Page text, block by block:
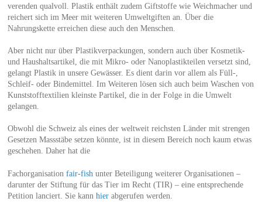
verenden qualvoll. Plastik enthält zudem Giftstoffe wie Weichmacher und
reichert sich im Meer mit weiteren Umweltgiften an. Über die
Nahrungskette erreichen diese auch den Menschen.
Aber nicht nur über Plastikverpackungen, sondern auch über Kosmetik-
und Haushaltsartikel, die mit Mikro- oder Nanoplastikteilen versetzt sind,
gelangt Plastik in unsere Gewässer. Es dient darin vor allem als Füll-,
Schleif- oder Bindemittel. Im Weiteren lösen sich auch beim Waschen von
Kunststofftextilien kleinste Partikel, die in der Folge in die Umwelt
gelangen.
Obwohl die Schweiz als eines der weltweit reichsten Länder mit strengen
Gesetzen Massstäbe setzen könnte, ist in diesem Bereich noch kaum etwas
geschehen. Daher hat die
Fachorganisation fair-fish unter Beteiligung weiterer Organisationen –
darunter der Stiftung für das Tier im Recht (TIR) – eine entsprechende
Petition lanciert. Sie kann hierabgerufen werden.